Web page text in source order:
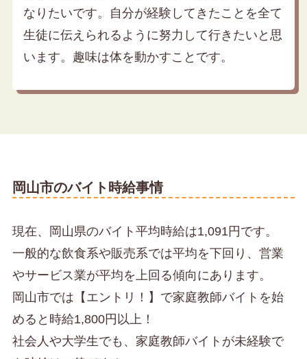
なりたいです。自分が経験してきたことを全て
生徒に伝えられるように努力して行きたいと思
います。趣味は体を動かすことです。
岡山市のバイト時給事情
現在、岡山県のバイト平均時給は1,091円です。
一般的な飲食系や販売系では平均を下回り、営業
やサービス業が平均を上回る傾向にあります。
岡山市では【エントリ！】で家庭教師バイトを始
めると時給1,800円以上！
社会人や大学生でも、家庭教師バイトが未経験で